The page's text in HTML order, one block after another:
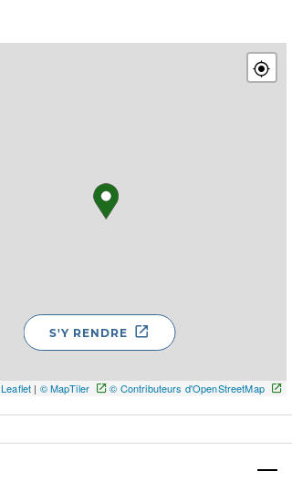
Leaflet | © MapTiler © Contributeurs d'OpenStreetMap
S'Y RENDRE